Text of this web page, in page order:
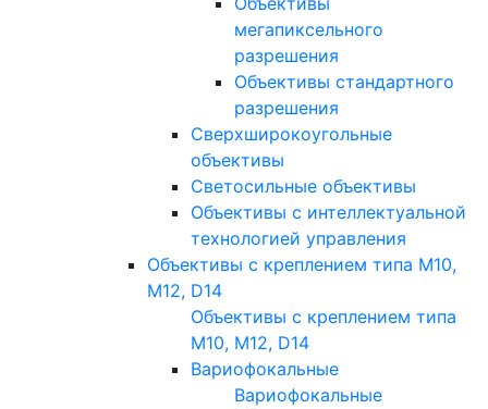
мегапиксельного
разрешения
Объективы стандартного
разрешения
Сверхширокоугольные
объективы
Светосильные объективы
Объективы с интеллектуальной
технологией управления
Объективы с креплением типа M10,
M12, D14
Объективы с креплением типа
M10, M12, D14
Вариофокальные
Вариофокальные